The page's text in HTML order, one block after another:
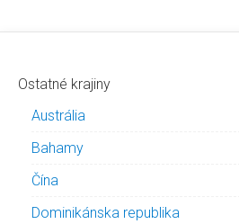
Ostatné krajiny
Austrália
Bahamy
Čína
Dominikánska republika